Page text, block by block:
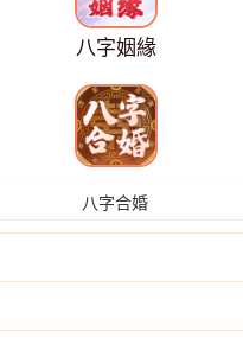
八字姻緣
八字合婚